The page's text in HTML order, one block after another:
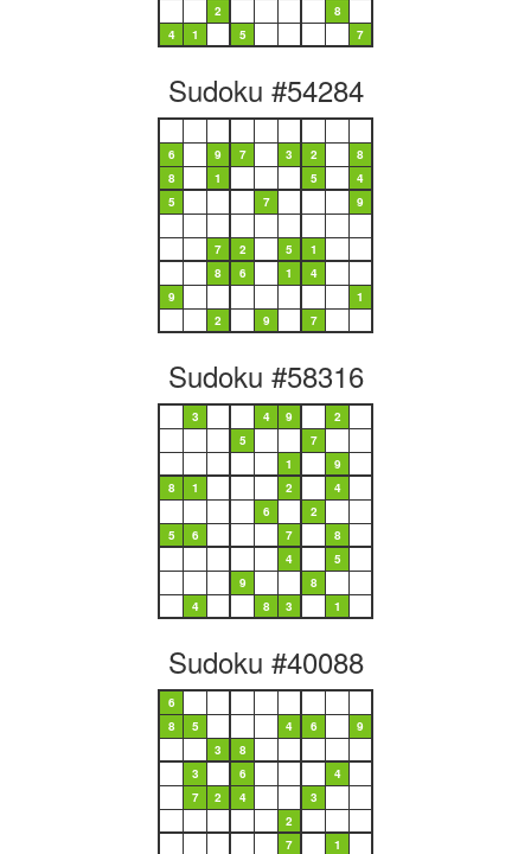
2
8
4
1 5 7
Sudoku #54284
6 9 7 3 2
8
8
1 5
4
5
7 9
7 2 5
1
8
6 1
4
9
1
2
9 7
Sudoku #58316
3 4 9
2
5
7
1
9
8
1 2
4
6
2
5
6 7
8
4
5
9
8
4
8 3 1
Sudoku #40088
6
8
5 4 6
9
3
8
3
6
4
7
2 4
3
2
7
1